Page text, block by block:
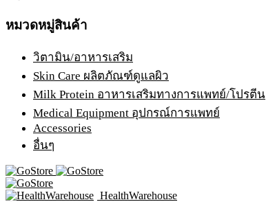
หมวดหมู่สินค้า
วิตามิน/อาหารเสริม
Skin Care ผลิตภัณฑ์ดูแลผิว
Milk Protein อาหารเสริมทางการแพทย์/โปรตีน
Medical Equipment อุปกรณ์การแพทย์
Accessories
อื่นๆ
HealthWarehouse